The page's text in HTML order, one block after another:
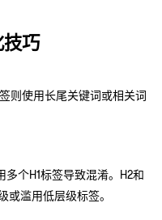
巧
则使用长尾关键词或相关词
个H1标签导致混淆。H2和
滥用低层级标签。